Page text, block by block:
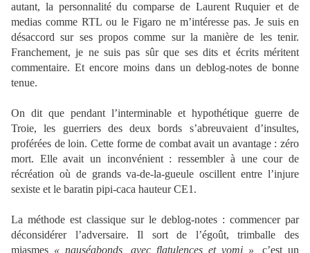
autant, la personnalité du comparse de Laurent Ruquier et de
medias comme RTL ou le Figaro ne m’intéresse pas. Je suis en
désaccord sur ses propos comme sur la manière de les tenir.
Franchement, je ne suis pas sûr que ses dits et écrits méritent
commentaire. Et encore moins dans un deblog-notes de bonne
tenue.
On dit que pendant l’interminable et hypothétique guerre de
Troie, les guerriers des deux bords s’abreuvaient d’insultes,
proférées de loin. Cette forme de combat avait un avantage : zéro
mort. Elle avait un inconvénient : ressembler à une cour de
récréation où de grands va-de-la-gueule oscillent entre l’injure
sexiste et le baratin pipi-caca hauteur CE1.
La méthode est classique sur le deblog-notes : commencer par
déconsidérer l’adversaire. Il sort de l’égoût, trimballe des
miasmes « nauséabonds, avec flatulences et vomi »,
c’est un